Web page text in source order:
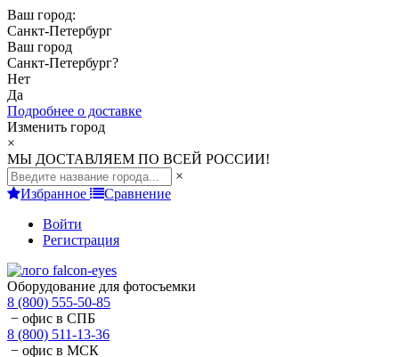
Ваш город:
Санкт-Петербург
Ваш город
Санкт-Петербург?
Нет
Да
Подробнее о доставке
Изменить город
×
МЫ ДОСТАВЛЯЕМ ПО ВСЕЙ РОССИИ!
×
Избранное
Сравнение
Войти
Регистрация
Оборудование для фотосъемки
8 (800) 555-50-85
− офис в СПБ
8 (800) 511-13-36
− офис в МСК